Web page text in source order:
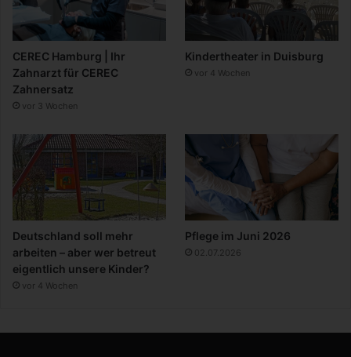
CEREC Hamburg | Ihr
Zahnarzt für CEREC
Zahnersatz
vor 3 Wochen
Kindertheater in Duisburg
vor 4 Wochen
Deutschland soll mehr
arbeiten – aber wer betreut
eigentlich unsere Kinder?
vor 4 Wochen
Pflege im Juni 2026
02.07.2026